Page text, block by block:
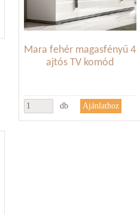
Mara fehér magasfényű 4
ajtós TV komód
db